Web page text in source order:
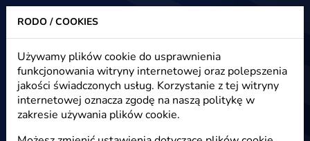
Heuristic - strony www, sklepy internetowe, e-marketing
Blog - e-marketing, e-commerce,
e-biznes
RODO / COOKIES
Używamy plików cookie do usprawnienia
funkcjonowania witryny internetowej oraz polepszenia
jakości świadczonych usług. Korzystanie z tej witryny
internetowej oznacza zgodę na naszą politykę w
zakresie używania plików cookie.